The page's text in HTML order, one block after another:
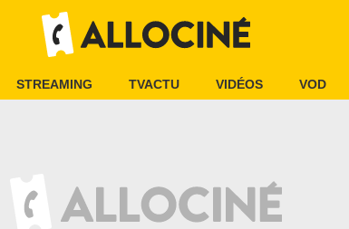
STREAMING TVACTU VIDÉOS VOD